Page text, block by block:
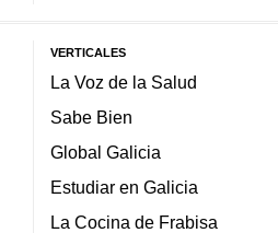
VERTICALES
La Voz de la Salud
Sabe Bien
Global Galicia
Estudiar en Galicia
La Cocina de Frabisa